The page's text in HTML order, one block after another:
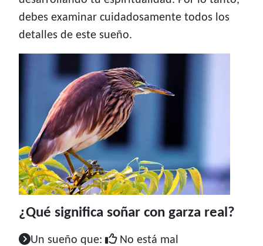
debes examinar cuidadosamente todos los
detalles de este sueño.
¿Qué significa soñar con garza real?
Un sueño que: No está mal